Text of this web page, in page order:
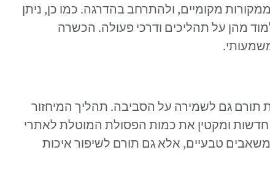
מקומיים, ולהתרחב בהדרגה. כמו כן, ניתן
מהן על תהליכים ודרכי פעולה. הכשרה
תורם גם לשמירה על הסביבה. תהליך המיחזור
ומקטין את כמות הפסולת המוטלת לאתרי
טבעיים, אלא גם תורם לשיפור איכות